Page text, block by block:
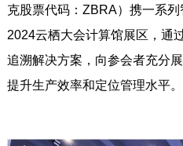
克股票代码：ZBRA）携一系
2024云栖大会计算馆展区，通
追溯解决方案，向参会者充分
提升生产效率和定位管理水平。